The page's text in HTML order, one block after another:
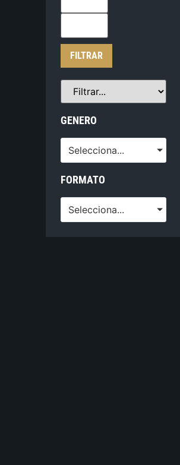
FILTRAR
GENERO
Selecciona...
FORMATO
Selecciona...